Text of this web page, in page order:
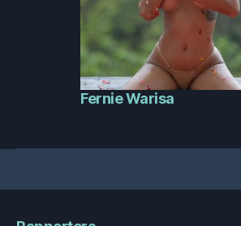
Fernie Warisa